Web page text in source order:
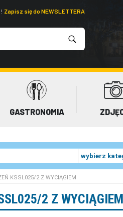
Zapisz się do NEWSLETTERA
GASTRONOMIA
wybierz
KSSL025/2 Z WYCIĄGIEM
2 Z WYCIĄGIEM